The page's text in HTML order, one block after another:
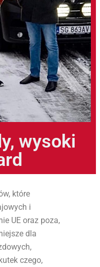
wysoki
które
i
UE oraz poza,
dla
czego,